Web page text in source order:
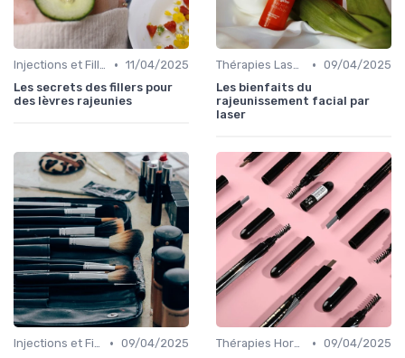
Injections et Fillers • 11/04/2025
Les secrets des fillers pour
des lèvres rajeunies
Thérapies Laser et Lumineuses • 09/04/2025
Les bienfaits du
rajeunissement facial par
laser
Injections et Fillers • 09/04/2025
Thérapies Hormonales et Alternatives • 09/04/2025